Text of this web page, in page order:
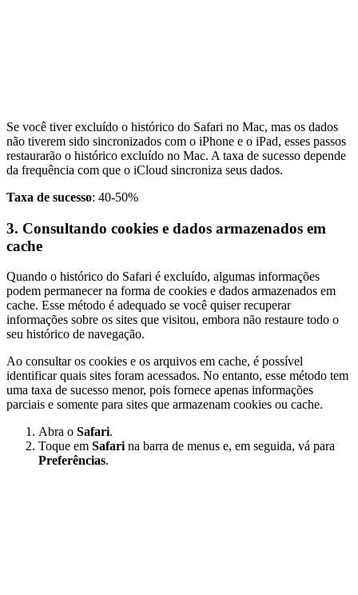
Se você tiver excluído o histórico do Safari no Mac, mas os dados
não tiverem sido sincronizados com o iPhone e o iPad, esses passos
restaurarão o histórico excluído no Mac. A taxa de sucesso depende
da frequência com que o iCloud sincroniza seus dados.
Taxa de sucesso: 40-50%
3. Consultando cookies e dados armazenados em
cache
Quando o histórico do Safari é excluído, algumas informações
podem permanecer na forma de cookies e dados armazenados em
cache. Esse método é adequado se você quiser recuperar
informações sobre os sites que visitou, embora não restaure todo o
seu histórico de navegação.
Ao consultar os cookies e os arquivos em cache, é possível
identificar quais sites foram acessados. No entanto, esse método tem
uma taxa de sucesso menor, pois fornece apenas informações
parciais e somente para sites que armazenam cookies ou cache.
Abra o Safari.
Toque em Safarina barra de menus e, em seguida, vá para
Preferências.